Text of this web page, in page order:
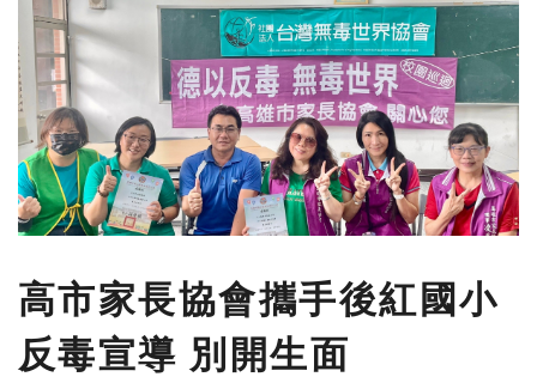
登入
刊登
高市家長協會攜手後紅國小
反毒宣導 別開生面